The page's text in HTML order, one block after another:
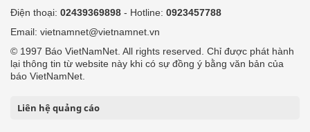
Điện thoại: 02439369898 - Hotline: 0923457788
Email: vietnamnet@vietnamnet.vn
© 1997 Báo VietNamNet. All rights reserved. Chỉ được phát hành
lại thông tin từ website này khi có sự đồng ý bằng văn bản của
báo VietNamNet.
Liên hệ quảng cáo